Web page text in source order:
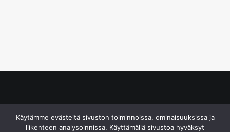
Käytämme evästeitä sivuston toiminnoissa, ominaisuuksissa ja
liikenteen analysoinnissa. Käyttämällä sivustoa hyväksyt